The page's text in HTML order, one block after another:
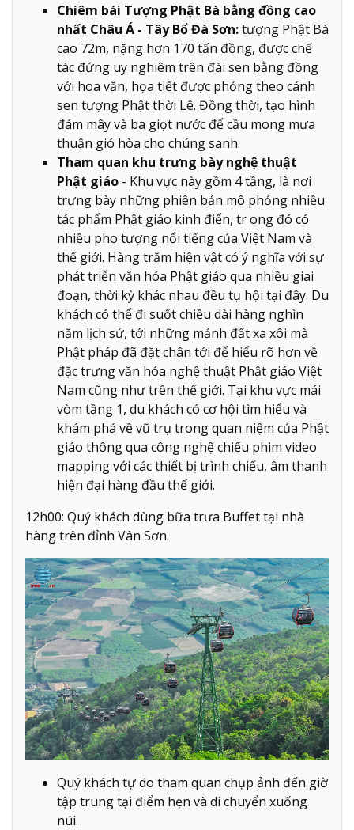
Chiêm bái Tượng Phật Bà bằng đồng cao
nhất Châu Á - Tây Bổ Đà Sơn:tượng Phật Bà
cao 72m, nặng hơn 170 tấn đồng, được chế
tác đứng uy nghiêm trên đài sen bằng đồng
với hoa văn, họa tiết được phỏng theo cánh
sen tượng Phật thời Lê. Đồng thời, tạo hình
đám mây và ba giọt nước để cầu mong mưa
thuận gió hòa cho chúng sanh.
Tham quan khu trưng bày nghệ thuật
Phật giáo - Khu vực này gồm 4 tầng, là nơi
trưng bày những phiên bản mô phỏng nhiều
tác phẩm Phật giáo kinh điển, tr ong đó có
nhiều pho tượng nổi tiếng của Việt Nam và
thế giới. Hàng trăm hiện vật có ý nghĩa với sự
phát triển văn hóa Phật giáo qua nhiều giai
đoạn, thời kỳ khác nhau đều tụ hội tại đây. Du
khách có thể đi suốt chiều dài hàng nghìn
năm lịch sử, tới những mảnh đất xa xôi mà
Phật pháp đã đặt chân tới để hiểu rõ hơn về
đặc trưng văn hóa nghệ thuật Phật giáo Việt
Nam cũng như trên thế giới. Tại khu vực mái
vòm tầng 1, du khách có cơ hội tìm hiểu và
khám phá về vũ trụ trong quan niệm của Phật
giáo thông qua công nghệ chiếu phim video
mapping với các thiết bị trình chiếu, âm thanh
hiện đại hàng đầu thế giới.
12h00: Quý khách dùng bữa trưa Buffet tại nhà
hàng trên đỉnh Vân Sơn.
Quý khách tự do tham quan chụp ảnh đến giờ
tập trung tại điểm hẹn và di chuyển xuống
núi.